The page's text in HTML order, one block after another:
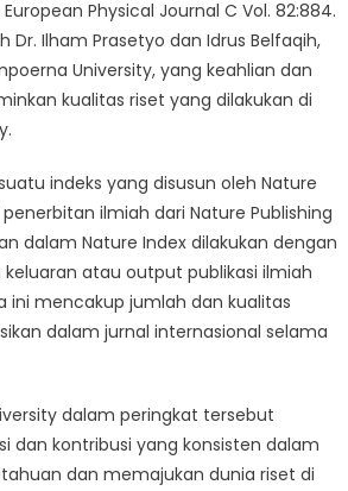
Physical Journal C Vol. 82:884.
Dr. Ilham Prasetyo dan Idrus Belfaqih,
University, yang keahlian dan
kualitas riset yang dilakukan di
indeks yang disusun oleh Nature
ilmiah dari Nature Publishing
dalam Nature Index dilakukan dengan
atau output publikasi ilmiah
ini mencakup jumlah dan kualitas
dalam jurnal internasional selama
dalam peringkat tersebut
dan kontribusi yang konsisten dalam
dan memajukan dunia riset di